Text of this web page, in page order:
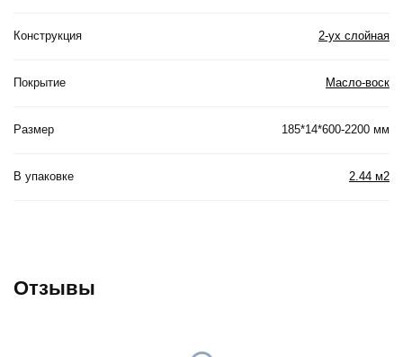
Конструкция 2-ух слойная
Покрытие Масло-воск
Размер 185*14*600-2200 мм
В упаковке 2.44 м2
Отзывы